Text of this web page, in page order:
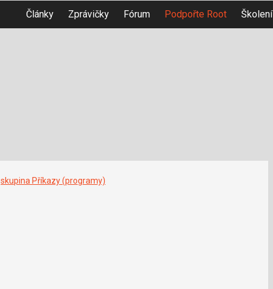
Články Zprávičky Fórum Podpořte Root Školení
skupina Příkazy (programy)